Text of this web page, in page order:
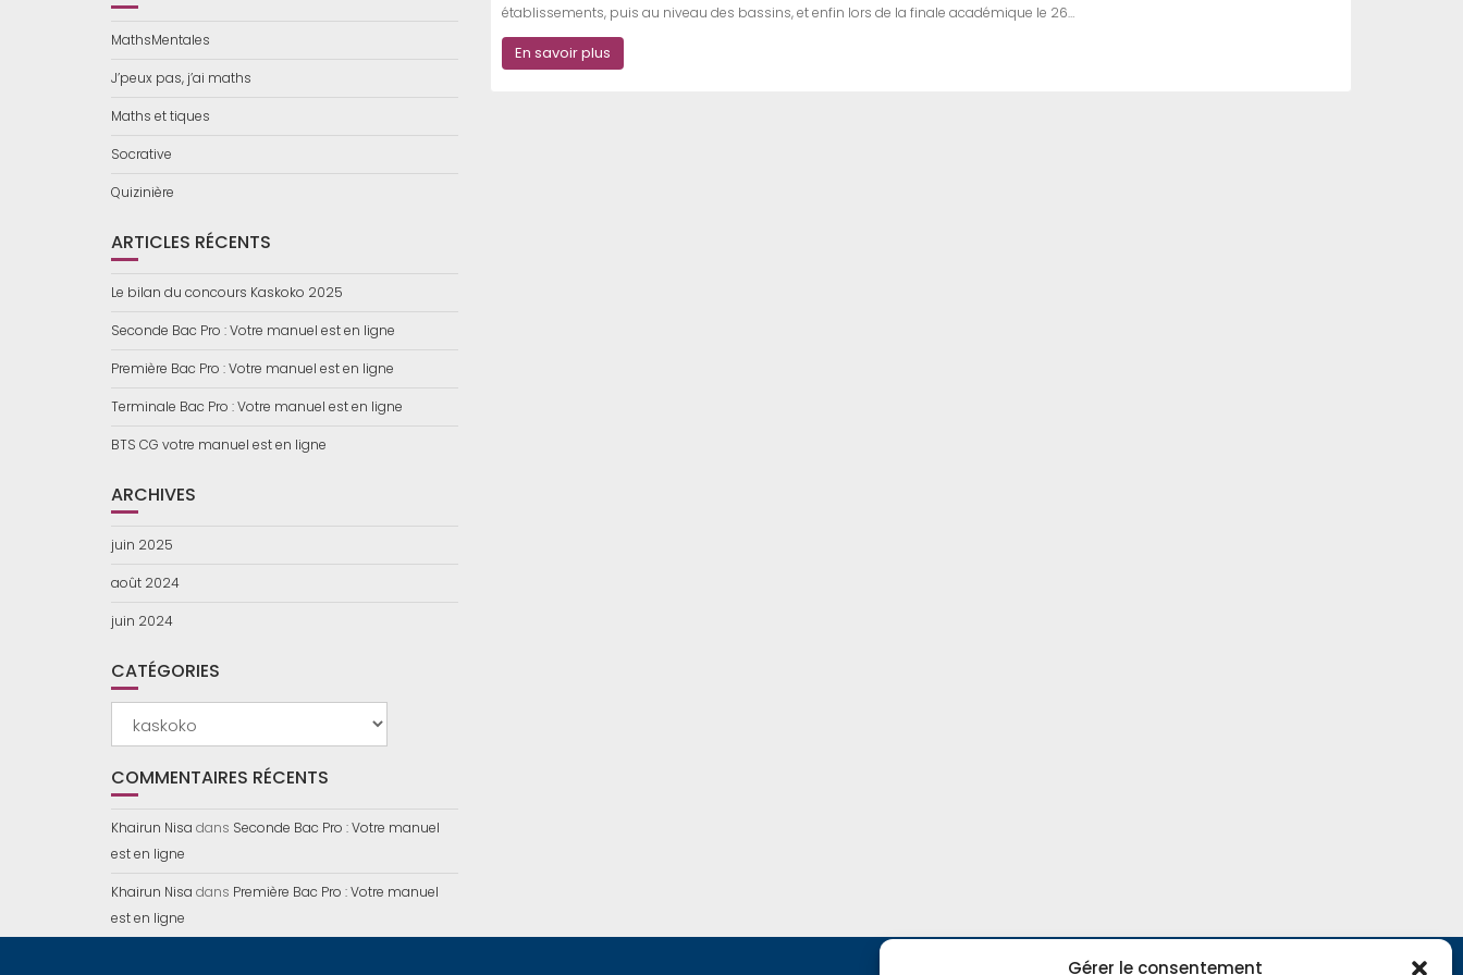
Gérer le consentement
établissements, puis au niveau des bassins, et enfin lors de la finale académique le 26…
En savoir plus
MathsMentales
J’peux pas, j’ai maths
Maths et tiques
Socrative
Quizinière
ARTICLES RÉCENTS
Le bilan du concours Kaskoko 2025
Seconde Bac Pro : Votre manuel est en ligne
Première Bac Pro : Votre manuel est en ligne
Terminale Bac Pro : Votre manuel est en ligne
BTS CG votre manuel est en ligne
ARCHIVES
juin 2025
août 2024
juin 2024
CATÉGORIES
COMMENTAIRES RÉCENTS
Khairun Nisa dans Seconde Bac Pro : Votre manuel
est en ligne
Khairun Nisa dans Première Bac Pro : Votre manuel
est en ligne